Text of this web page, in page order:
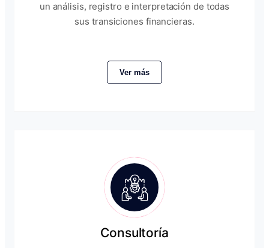
un análisis, registro e interpretación de todas
sus transiciones financieras.
Ver más
Consultoría